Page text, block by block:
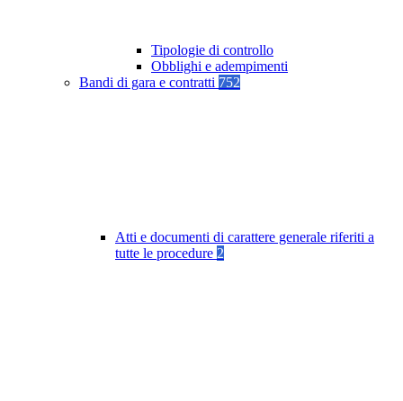
Tipologie di controllo
Obblighi e adempimenti
Bandi di gara e contratti 752
Atti e documenti di carattere generale riferiti a
tutte le procedure 2